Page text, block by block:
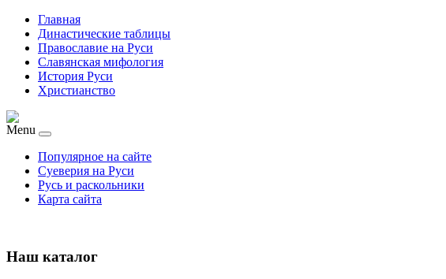
Главная
Династические таблицы
Православие на Руси
Славянская мифология
История Руси
Христианство
Menu
Популярное на сайте
Суеверия на Руси
Русь и раскольники
Карта сайта
Наш каталог